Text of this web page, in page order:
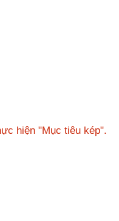
hiện "Mục tiêu kép".